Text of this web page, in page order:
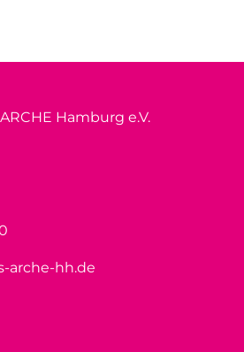
Hamburg e.V.
arche-hh.de